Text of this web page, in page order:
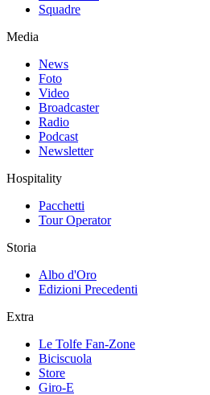
Squadre
Media
News
Foto
Video
Broadcaster
Radio
Podcast
Newsletter
Hospitality
Pacchetti
Tour Operator
Storia
Albo d'Oro
Edizioni Precedenti
Extra
Le Tolfe Fan-Zone
Biciscuola
Store
Giro-E